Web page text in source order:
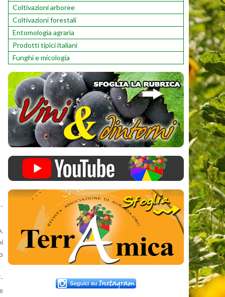
Coltivazioni arboree
Coltivazioni forestali
Entomologia agraria
Prodotti tipici italiani
Funghi e micologia